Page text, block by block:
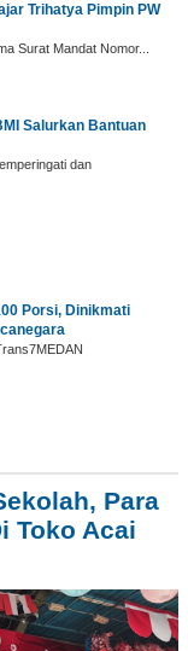
Trihatya Pimpin PW
Surat Mandat Nomor...
Salurkan Bantuan
dan
Porsi, Dinikmati
Para
Toko Acai